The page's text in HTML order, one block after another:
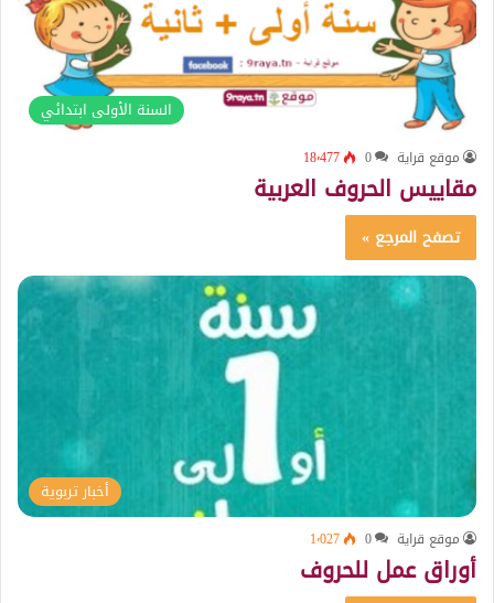
السنة الأولى ابتدائي
موقع قراية 0 18٬477
مقاييس الحروف العربية
تصفح المرجع »
أخبار تربوية
موقع قراية 0 1٬027
أوراق عمل للحروف